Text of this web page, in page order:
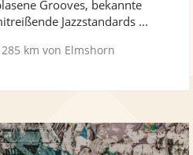
Grooves, bekannte
Jazzstandards ...
285 km von Elmshorn